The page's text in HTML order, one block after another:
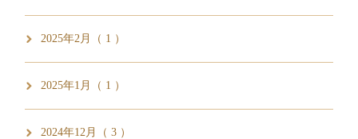
2025年2月（ 1 ）
2025年1月（ 1 ）
2024年12月（ 3 ）